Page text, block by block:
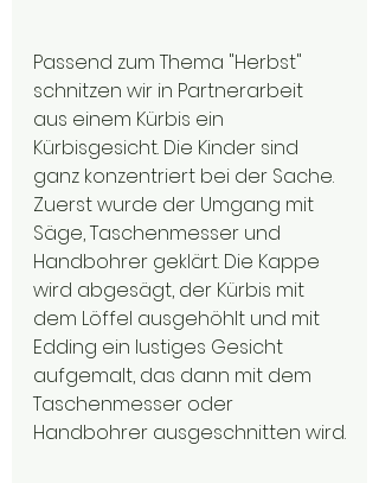
Passend zum Thema "Herbst"
schnitzen wir in Partnerarbeit
aus einem Kürbis ein
Kürbisgesicht. Die Kinder sind
ganz konzentriert bei der Sache.
Zuerst wurde der Umgang mit
Säge, Taschenmesser und
Handbohrer geklärt. Die Kappe
wird abgesägt, der Kürbis mit
dem Löffel ausgehöhlt und mit
Edding ein lustiges Gesicht
aufgemalt, das dann mit dem
Taschenmesser oder
Handbohrer ausgeschnitten wird.